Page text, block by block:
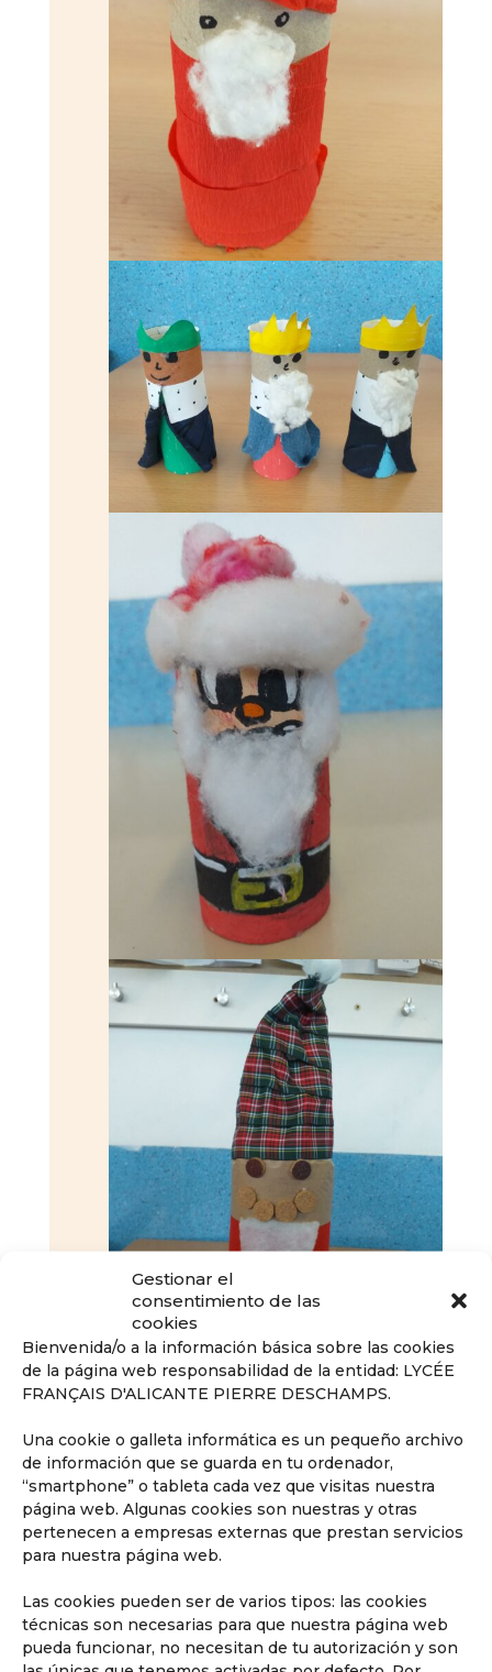
Gestionar el
consentimiento de las
cookies
Bienvenida/o a la información básica sobre las cookies
de la página web responsabilidad de la entidad: LYCÉE
FRANÇAIS D'ALICANTE PIERRE DESCHAMPS.
Una cookie o galleta informática es un pequeño archivo
de información que se guarda en tu ordenador,
“smartphone” o tableta cada vez que visitas nuestra
página web. Algunas cookies son nuestras y otras
pertenecen a empresas externas que prestan servicios
para nuestra página web.
Las cookies pueden ser de varios tipos: las cookies
técnicas son necesarias para que nuestra página web
pueda funcionar, no necesitan de tu autorización y son